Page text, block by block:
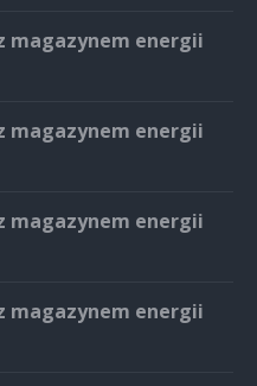
magazynem energii
magazynem energii
magazynem energii
magazynem energii